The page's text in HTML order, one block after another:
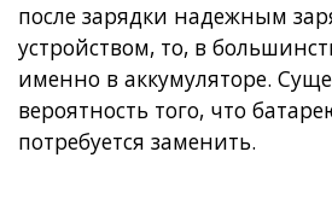
после зарядки надежным
устройством, то, в
именно в аккумуляторе.
вероятность того, что
потребуется заменить.